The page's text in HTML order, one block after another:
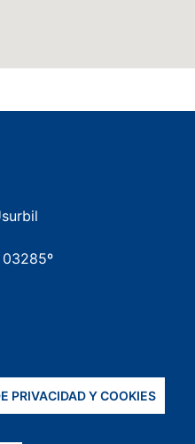
03285º
PRIVACIDAD Y COOKIES